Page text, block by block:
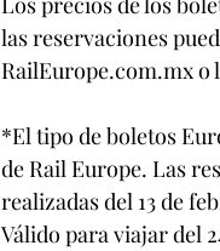
las reservaciones
RailEurope.com.mx o
*El tipo de boletos
de Rail Europe. Las
realizadas del 13 de
Válido para viajar del